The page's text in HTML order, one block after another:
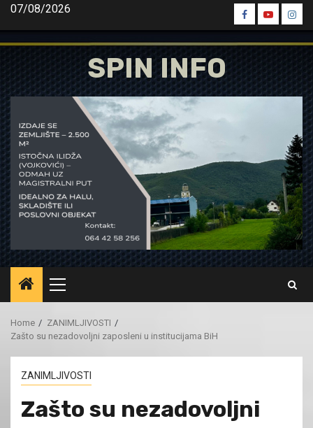
Skip
content
07/08/2026
Spin
Facebook
Spin
Youtube
Spin
SPIN INFO
Primary
Menu
Home
ZANIMLJIVOSTI
Zašto su nezadovoljni zaposleni u institucijama BiH
ZANIMLJIVOSTI
Zašto su nezadovoljni